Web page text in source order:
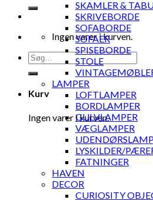
Ingen varer i kurven.
Søg
efter:
Kurv
Ingen varer i kurven.
SKAMLER &
SKRIVEBORDE
SOFABORDE
SOFAER
SPISEBORDE
STOLE
LAMPER
LOFTLAMPER
BORDLAMPER
GULVLAMPER
VÆGLAMPER
LYSKILDER/
FATNINGER
HAVEN
DECOR
CURIOSITY